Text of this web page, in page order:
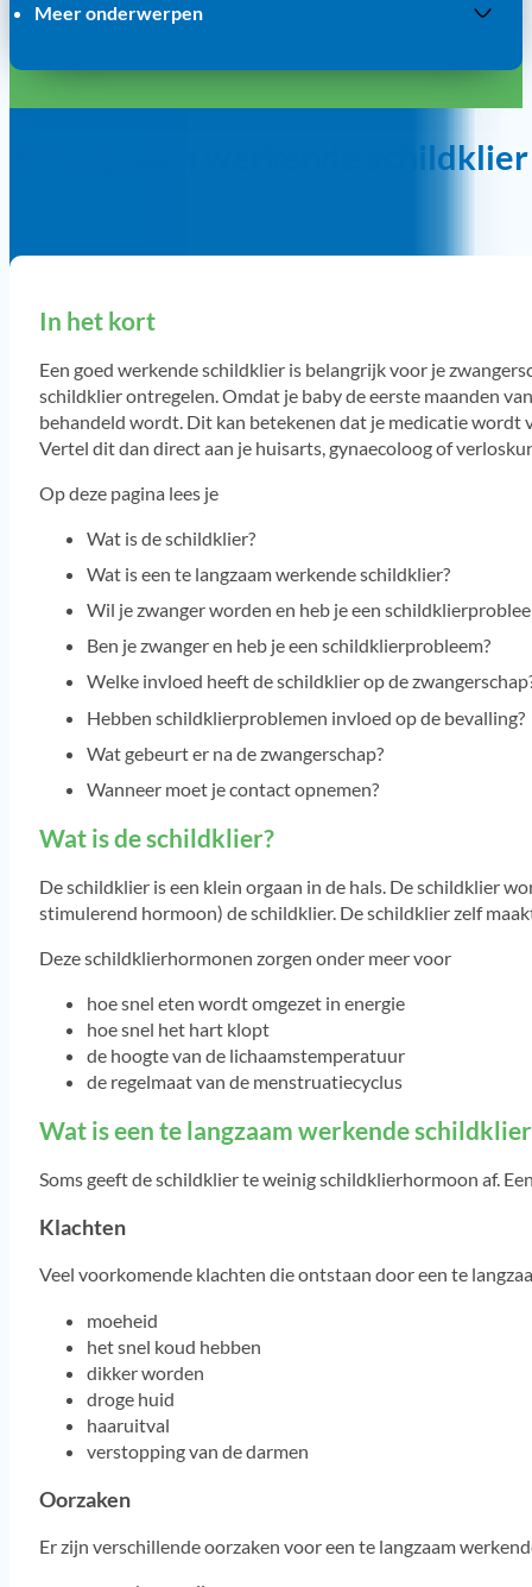
Meer onderwerpen
Je baby voelen bewegen
Tweelingzwangerschap met dun tussenschot
Voorbij de uitgerekende datum en nog niet bevallen
Zwanger
Zwanger en bevallen
Zwanger en de GBS bacterie
Zwangerschap en medicijnen tegen angst en depressie
Te langzaam werkende
In het kort
Een goed werkende schildklier is belangrijk voor je
schildklier ontregelen. Omdat je baby de eerste maanden
behandeld wordt. Dit kan betekenen dat je medicatie wordt
Vertel dit dan direct aan je huisarts, gynaecoloog of
Op deze pagina lees je
Wat is de schildklier?
Wat is een te langzaam werkende schildklier?
Wil je zwanger worden en heb je een
Ben je zwanger en heb je een schildklierprobleem?
Welke invloed heeft de schildklier op de
Hebben schildklierproblemen invloed op de bevalling?
Wat gebeurt er na de zwangerschap?
Wanneer moet je contact opnemen?
Wat is de schildklier?
De schildklier is een klein orgaan in de hals. De schildklier
stimulerend hormoon) de schildklier. De schildklier zelf
Deze schildklierhormonen zorgen onder meer voor
hoe snel eten wordt omgezet in energie
hoe snel het hart klopt
de hoogte van de lichaamstemperatuur
de regelmaat van de menstruatiecyclus
Wat is een te langzaam werkende
Soms geeft de schildklier te weinig schildklierhormoon af.
Klachten
Veel voorkomende klachten die ontstaan door een te
moeheid
het snel koud hebben
dikker worden
droge huid
haaruitval
verstopping van de darmen
Oorzaken
Er zijn verschillende oorzaken voor een te langzaam